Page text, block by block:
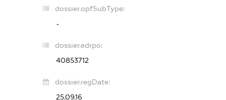
dossier.opfSubType:
-
dossier.edrpo:
40853712
dossier.regDate:
25.09.16